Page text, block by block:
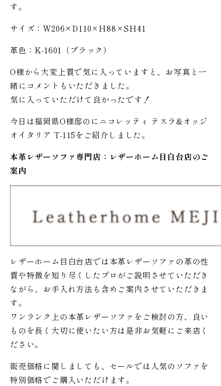
す。
サイズ：W206×D110×H88×SH41
革色：K-1601（ブラック）
O様から大変上質で気に入っていますと、お写真と一
緒にコメントもいただきました。
気に入っていただけて良かったです！
今日は福岡県O様邸のにニコレッティ テスラ&オッジ
オイタリア T-115をご紹介しました。
本革レザーソファ専門店：レザーホーム 目白台店のご
案内
レザーホーム目白台店では本革レザーソファの革の性
質や特徴を知り尽くしたプロがご説明させていただき
ながら、お手入れ方法も含めご案内させていただきま
す。
ワンランク上の本革レザーソファをご検討の方、良い
ものを長く大切に使いたい方は是非お気軽にご来店く
ださい。
販売価格に関しましても、セールでは人気のソファを
特別価格でご購入いただけます。